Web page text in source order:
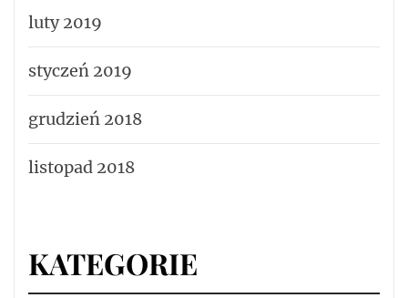
luty 2019
styczeń 2019
grudzień 2018
listopad 2018
KATEGORIE